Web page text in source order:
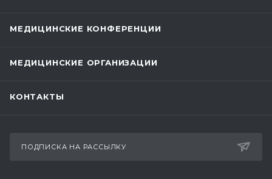
МЕДИЦИНСКИЕ КОНФЕРЕНЦИИ
МЕДИЦИНСКИЕ ОРГАНИЗАЦИИ
КОНТАКТЫ
ПОДПИСКА НА РАССЫЛКУ